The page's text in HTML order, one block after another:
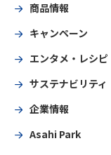
商品情報
キャンペーン
エンタメ・レシピ
サステナビリティ
企業情報
Asahi Park